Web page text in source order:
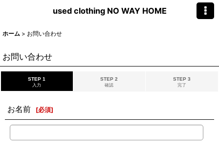
used clothing NO WAY HOME
ホーム > お問い合わせ
お問い合わせ
STEP 1
入力
STEP 2
確認
STEP 3
完了
お名前 [必須]